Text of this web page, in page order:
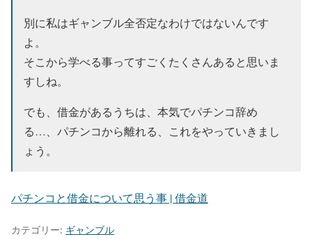
別に私はギャンブル全否定なわけではないんです
よ。
そこから学べる事ってすごくたくさんあると思いま
すしね。
でも、借金があるうちは、本気でパチンコ辞め
る…、パチンコから離れる、これをやっていきまし
ょう。
パチンコと借金について思う事 | 借金道
カテゴリー: ギャンブル